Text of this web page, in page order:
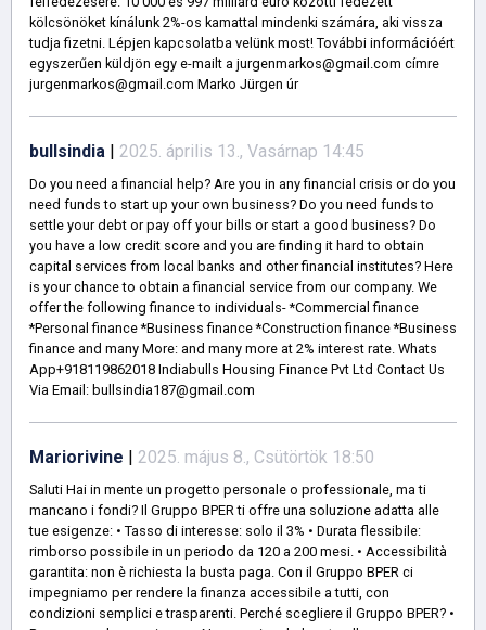
kölcsönöket kínálunk 2%-os kamattal mindenki számára, aki vissza
tudja fizetni. Lépjen kapcsolatba velünk most! További információért
egyszerűen küldjön egy e-mailt a jurgenmarkos@gmail.com címre
jurgenmarkos@gmail.com Marko Jürgen úr
bullsindia | 2025. április 13., Vasárnap 14:45
Do you need a financial help? Are you in any financial crisis or do you
need funds to start up your own business? Do you need funds to
settle your debt or pay off your bills or start a good business? Do
you have a low credit score and you are finding it hard to obtain
capital services from local banks and other financial institutes? Here
is your chance to obtain a financial service from our company. We
offer the following finance to individuals- *Commercial finance
*Personal finance *Business finance *Construction finance *Business
finance and many More: and many more at 2% interest rate. Whats
App+918119862018 Indiabulls Housing Finance Pvt Ltd Contact Us
Via Email: bullsindia187@gmail.com
Mariorivine | 2025. május 8., Csütörtök 18:50
Saluti Hai in mente un progetto personale o professionale, ma ti
mancano i fondi? Il Gruppo BPER ti offre una soluzione adatta alle
tue esigenze: • Tasso di interesse: solo il 3% • Durata flessibile:
rimborso possibile in un periodo da 120 a 200 mesi. • Accessibilità
garantita: non è richiesta la busta paga. Con il Gruppo BPER ci
impegniamo per rendere la finanza accessibile a tutti, con
condizioni semplici e trasparenti. Perché scegliere il Gruppo BPER? •